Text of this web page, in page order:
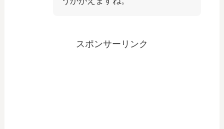
スポンサーリンク